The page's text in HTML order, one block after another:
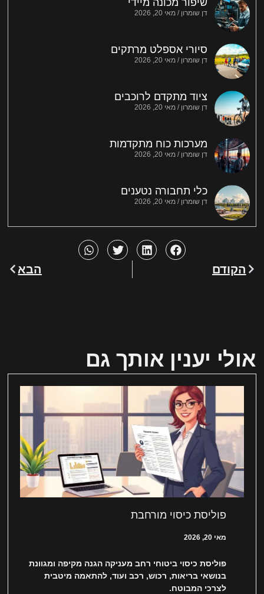
דן שומרון מאי 20, 2026
סיורי אספלט מרתקים
דן שומרון מאי 20, 2026
ציוד מתקדם לרוכבים
דן שומרון מאי 20, 2026
מערכות כוח מתקדמות
דן שומרון מאי 20, 2026
כלי תחבורה נטענים
דן שומרון מאי 20, 2026
הקודם הבא
אולי יענין אותך גם
פוליסת כיסוי מורחבת
מאי 20, 2026
פוליסת כיסוי ביטוחי רחב מעניקה הגנה מקיפה ומגוונת
בנושאי בריאות, רכוש, רכב ועוד, להתאמה מיטבית
לצרכי המבוטח.